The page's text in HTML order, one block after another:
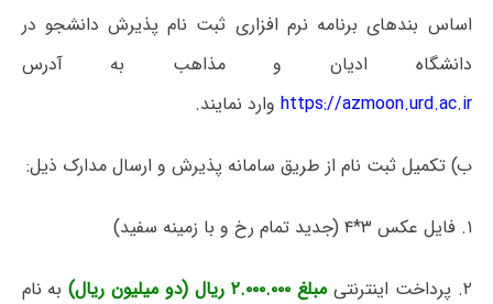
اساس بندهای برنامه نرم افزاری ثبت نام پذیرش دانشجو در
دانشگاه ادیان و مذاهب به آدرس
https://azmoon.urd.ac.ir وارد نمایند.
ب) تکمیل ثبت نام از طریق سامانه پذیرش و ارسال مدارک ذیل:
۱. فایل عکس ۳*۴ (جدید تمام رخ و با زمینه سفید)
۲. پرداخت اینترنتی مبلغ ۲.۰۰۰.۰۰۰ ریال (دو میلیون ریال)
به نام